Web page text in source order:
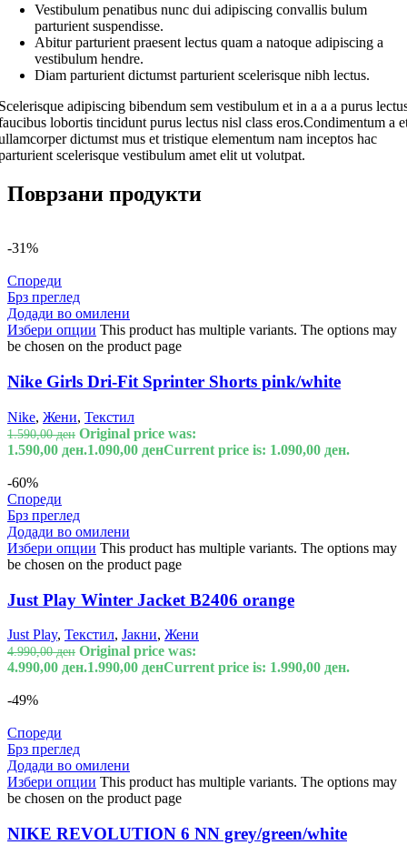
Vestibulum penatibus nunc dui adipiscing convallis bulum
parturient suspendisse.
Abitur parturient praesent lectus quam a natoque adipiscing a
vestibulum hendre.
Diam parturient dictumst parturient scelerisque nibh lectus.
adipiscing bibendum sem vestibulum et in a a a purus
lobortis tincidunt purus lectus nisl class eros.Condimentum a
dictumst mus et tristique elementum nam inceptos hac
scelerisque vestibulum amet elit ut volutpat.
Поврзани продукти
-31%
Спореди
Брз преглед
Додади во омилени
Избери опции This product has multiple variants. The options may
be chosen on the product page
Nike Girls Dri-Fit Sprinter Shorts pink/white
Nike, Жени, Текстил
1.590,00ден Original price was:
1.590,00 ден.1.090,00 денCurrent price is: 1.090,00 ден.
-60%
Спореди
Брз преглед
Додади во омилени
Избери опции This product has multiple variants. The options may
be chosen on the product page
Just Play Winter Jacket B2406 orange
Just Play, Текстил, Јакни, Жени
4.990,00ден Original price was:
4.990,00 ден.1.990,00 денCurrent price is: 1.990,00 ден.
-49%
Спореди
Брз преглед
Додади во омилени
Избери опции This product has multiple variants. The options may
be chosen on the product page
NIKE REVOLUTION 6 NN grey/green/white